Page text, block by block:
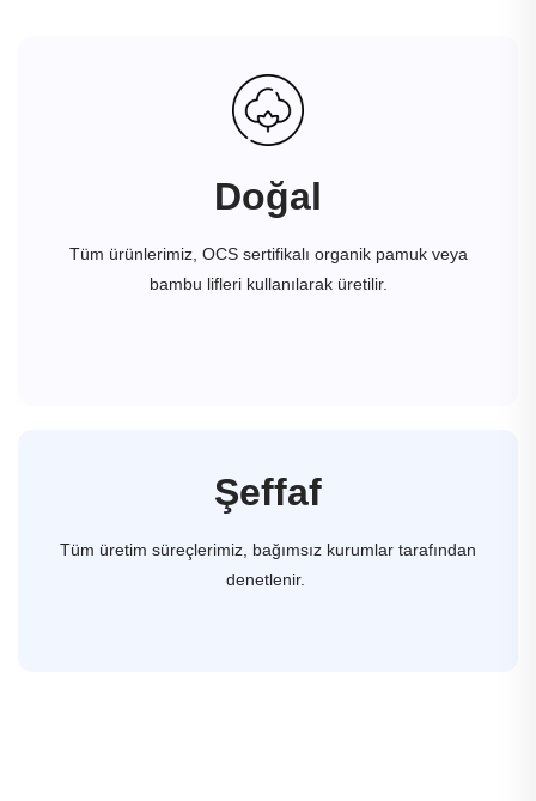
Doğal
Tüm ürünlerimiz, OCS sertifikalı organik pamuk veya
bambu lifleri kullanılarak üretilir.
Şeffaf
Tüm üretim süreçlerimiz, bağımsız kurumlar tarafından
denetlenir.